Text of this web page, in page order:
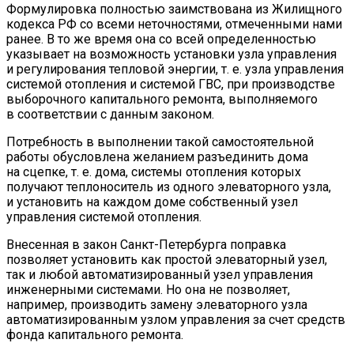
Формулировка полностью заимствована из Жилищного
кодекса РФ со всеми неточностями, отмеченными нами
ранее. В то же время она со всей определенностью
указывает на возможность установки узла управления
и регулирования тепловой энергии, т. е. узла управления
системой отопления и системой ГВС, при производстве
выборочного капитального ремонта, выполняемого
в соответствии с данным законом.
Потребность в выполнении такой самостоятельной
работы обусловлена желанием разъединить дома
на сцепке, т. е. дома, системы отопления которых
получают теплоноситель из одного элеваторного узла,
и установить на каждом доме собственный узел
управления системой отопления.
Внесенная в закон Санкт-Петербурга поправка
позволяет установить как простой элеваторный узел,
так и любой автоматизированный узел управления
инженерными системами. Но она не позволяет,
например, производить замену элеваторного узла
автоматизированным узлом управления за счет средств
фонда капитального ремонта.